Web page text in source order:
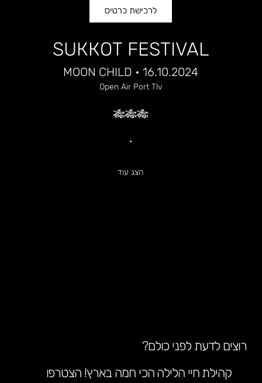
SUККОТ FESTIVAL
MOON CHILD • 16.10.2024
Open Air Port Tlv
🎋🎋🎋
•
הצג עוד
קהילת חיי הלילה הכי חמה בארץ! הצטרפו
רוצים לדעת לפני כולם?